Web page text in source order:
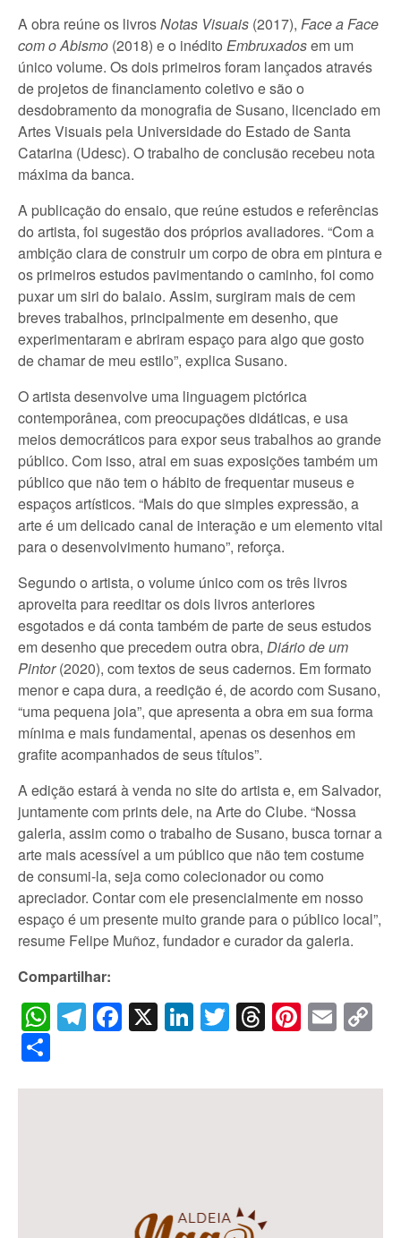
A obra reúne os livrosNotas Visuais (2017), Face a Face
com o Abismo (2018) e o inédito Embruxadosem um
único volume. Os dois primeiros foram lançados através
de projetos de financiamento coletivo e são o
desdobramento da monografia de Susano, licenciado em
Artes Visuais pela Universidade do Estado de Santa
Catarina (Udesc). O trabalho de conclusão recebeu nota
máxima da banca.
A publicação do ensaio, que reúne estudos e referências
do artista, foi sugestão dos próprios avaliadores. “Com a
ambição clara de construir um corpo de obra em pintura e
os primeiros estudos pavimentando o caminho, foi como
puxar um siri do balaio. Assim, surgiram mais de cem
breves trabalhos, principalmente em desenho, que
experimentaram e abriram espaço para algo que gosto
de chamar de meu estilo”, explica Susano.
O artista desenvolve uma linguagem pictórica
contemporânea, com preocupações didáticas, e usa
meios democráticos para expor seus trabalhos ao grande
público. Com isso, atrai em suas exposições também um
público que não tem o hábito de frequentar museus e
espaços artísticos. “Mais do que simples expressão, a
arte é um delicado canal de interação e um elemento vital
para o desenvolvimento humano”, reforça.
Segundo o artista, o volume único com os três livros
aproveita para reeditar os dois livros anteriores
esgotados e dá conta também de parte de seus estudos
em desenho que precedem outra obra, Diário de um
Pintor(2020), com textos de seus cadernos. Em formato
menor e capa dura, a reedição é, de acordo com Susano,
“uma pequena joia”, que apresenta a obra em sua forma
mínima e mais fundamental, apenas os desenhos em
grafite acompanhados de seus títulos”.
A edição estará à venda no site do artista e, em Salvador,
juntamente com prints dele, na Arte do Clube. “Nossa
galeria, assim como o trabalho de Susano, busca tornar a
arte mais acessível a um público que não tem costume
de consumi-la, seja como colecionador ou como
apreciador. Contar com ele presencialmente em nosso
espaço é um presente muito grande para o público local”,
resume Felipe Muñoz, fundador e curador da galeria.
Compartilhar:
WhatsApp
Telegram
Facebook
X LinkedIn
Twitter
Threads